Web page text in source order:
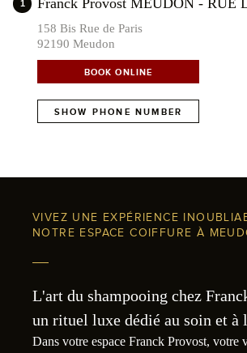
1 Franck Provost MEUDON - RUE
158 Bis Rue de Paris
92190 Meudon
BOOK ONLINE
SHOW PHONE NUMBER
VIVEZ UNE EXPÉRIENCE
NOTRE ESPACE COIFFURE À
L'art du shampooing chez
un rituel luxe dédié au soin et à
Dans votre espace Franck Provost, votre